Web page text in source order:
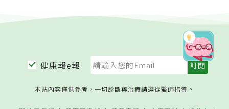
健康報e報
本站內容僅供參考，一切診斷與治療請遵從醫師指導。